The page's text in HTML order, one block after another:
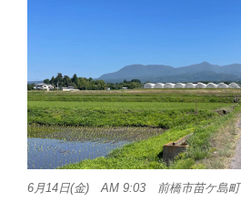
6月14日(金) AM 9:03 前橋市苗ケ島町